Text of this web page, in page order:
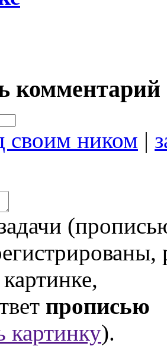
комментарий
своим ником |
прописью
картинку).